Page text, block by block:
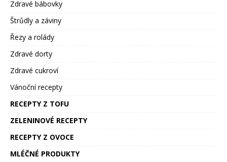
Zdravé bábovky
Štrůdly a záviny
Řezy a rolády
Zdravé dorty
Zdravé cukroví
Vánoční recepty
RECEPTY Z TOFU
ZELENINOVÉ RECEPTY
RECEPTY Z OVOCE
MLÉČNÉ PRODUKTY